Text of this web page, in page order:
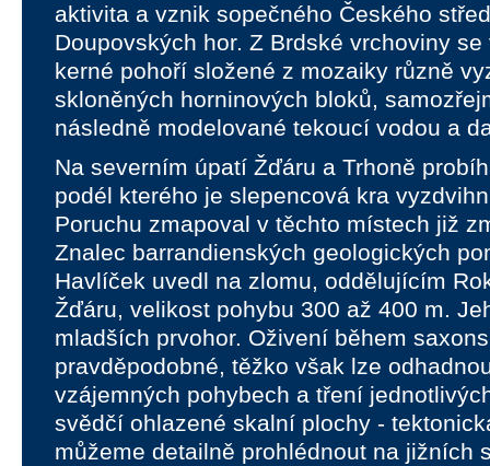
aktivita a vznik sopečného Českého
Doupovských hor. Z Brdské vrchoviny
kerné pohoří složené z mozaiky různě
skloněných horninových bloků,
následně modelované tekoucí vodou a
Na severním úpatí Žďáru a Trhoně
podél kterého je slepencová kra
Poruchu zmapoval v těchto místech již
Znalec barrandienských geologických
Havlíček uvedl na zlomu, oddělujícím
Žďáru, velikost pohybu 300 až 400 m.
mladších prvohor. Oživení během
pravděpodobné, těžko však lze
vzájemných pohybech a tření
svědčí ohlazené skalní plochy -
můžeme detailně prohlédnout na jižních